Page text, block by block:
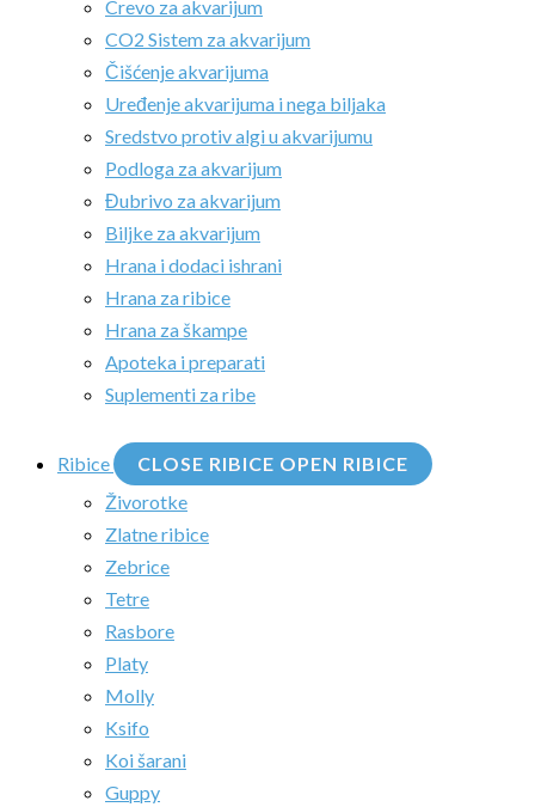
Crevo za akvarijum
CO2 Sistem za akvarijum
Čišćenje akvarijuma
Uređenje akvarijuma i nega biljaka
Sredstvo protiv algi u akvarijumu
Podloga za akvarijum
Đubrivo za akvarijum
Biljke za akvarijum
Hrana i dodaci ishrani
Hrana za ribice
Hrana za škampe
Apoteka i preparati
Suplementi za ribe
Ribice CLOSE RIBICE OPEN RIBICE
Živorotke
Zlatne ribice
Zebrice
Tetre
Rasbore
Platy
Molly
Ksifo
Koi šarani
Guppy